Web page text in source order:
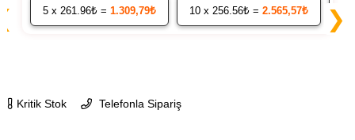
5x 261.96₺ = 1.309,79₺ 10x 256.56₺ = 2.565,57₺ ❯
Kritik Stok Telefonla Sipariş